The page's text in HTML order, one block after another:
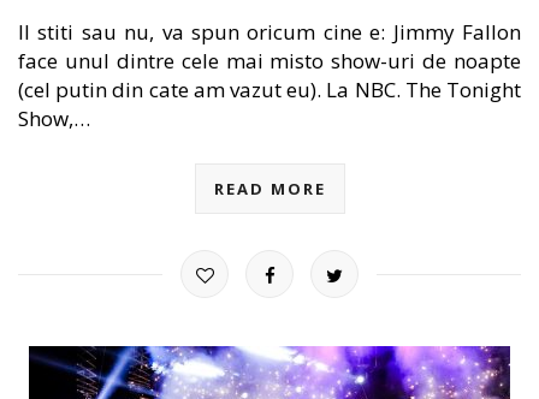
Il stiti sau nu, va spun oricum cine e: Jimmy Fallon
face unul dintre cele mai misto show-uri de noapte
(cel putin din cate am vazut eu). La NBC. The Tonight
Show,…
READ MORE